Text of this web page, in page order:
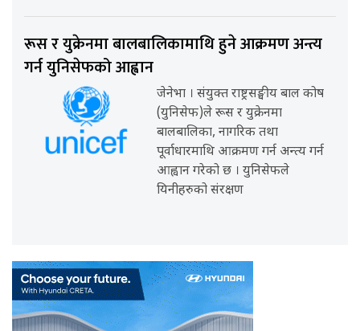
रूस र युक्रेनमा बालबालिकामाथि हुने आक्रमण अन्त्य
गर्न युनिसेफको आह्वान
जेनेभा । संयुक्त राष्ट्रसङ्घीय बाल कोष
(युनिसेफ)ले रूस र युक्रेनमा
बालबालिका, नागरिक तथा
पूर्वाधारमाथि आक्रमण गर्न अन्त्य गर्न
आह्वान गरेको छ । युनिसेफले
यिनीहरुको संरक्षण